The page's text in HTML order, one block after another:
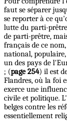
faut se séparer
se reporter à ce
lutte du parti-
de parti-prêtre,
français de ce
national,
un des pays de
; (page 254) il est
Flandres, où la foi
exerce une
civile et politique.
belges contre les
essentiellement